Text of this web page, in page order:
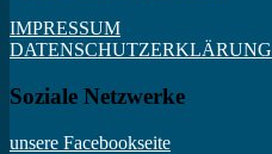
IMPRESSUM
DATENSCHUTZERKLÄRUNG
Soziale Netzwerke
unsere Facebookseite